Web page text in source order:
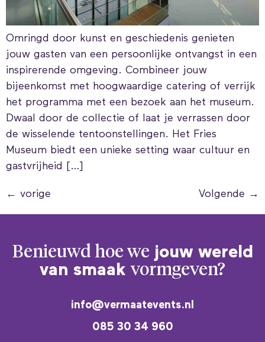
Omringd door kunst en geschiedenis genieten
jouw gasten van een persoonlijke ontvangst in een
inspirerende omgeving. Combineer jouw
bijeenkomst met hoogwaardige catering of verrijk
het programma met een bezoek aan het museum.
Dwaal door de collectie of laat je verrassen door
de wisselende tentoonstellingen. Het Fries
Museum biedt een unieke setting waar cultuur en
gastvrijheid […]
← vorige Volgende →
Benieuwd hoe we jouw wereld
van smaakvormgeven?
info@vermaatevents.nl
085 30 34 960